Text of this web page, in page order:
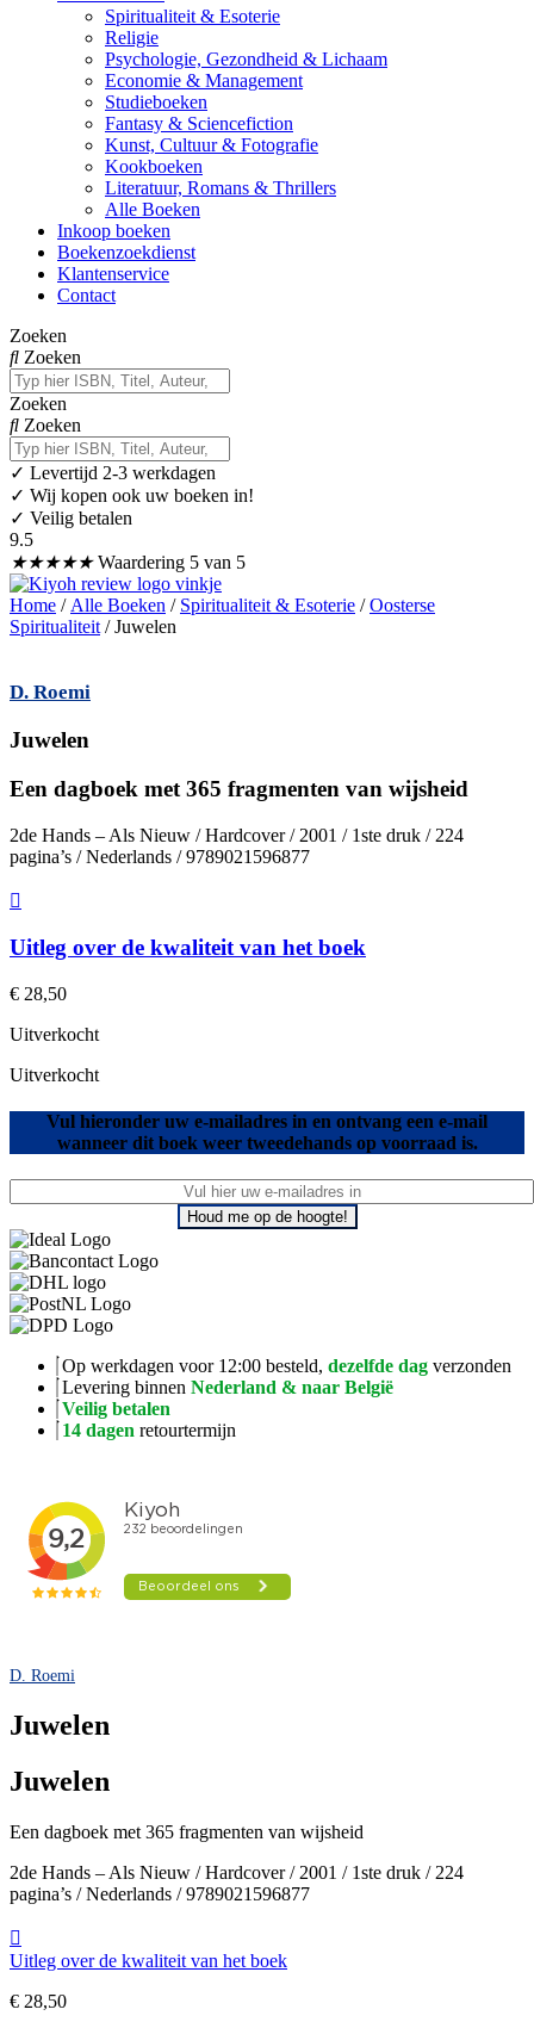
Spiritualiteit & Esoterie
Religie
Psychologie, Gezondheid & Lichaam
Economie & Management
Studieboeken
Fantasy & Sciencefiction
Kunst, Cultuur & Fotografie
Kookboeken
Literatuur, Romans & Thrillers
Alle Boeken
Inkoop boeken
Boekenzoekdienst
Klantenservice
Contact
Zoeken
Zoeken
Zoeken
Zoeken
✓ Levertijd 2-3 werkdagen
✓ Wij kopen ook uw boeken in!
✓ Veilig betalen
9.5
★★★★★ Waardering 5 van 5
Home / Alle Boeken / Spiritualiteit & Esoterie /Oosterse
Spiritualiteit / Juwelen
D. Roemi
Juwelen
Een dagboek met 365 fragmenten van wijsheid
2de Hands – Als Nieuw / Hardcover / 2001 / 1ste druk / 224
pagina’s / Nederlands / 9789021596877
Uitleg over de kwaliteit van het boek
€ 28,50
Uitverkocht
Uitverkocht
Vul hieronder uw e-mailadres in en ontvang een e-mail
wanneer dit boek weer tweedehands op voorraad is.
Houd me op de hoogte!
Op werkdagen voor 12:00 besteld, dezelfde dag verzonden
Levering binnen Nederland & naar België
Veilig betalen
14 dagen retourtermijn
D. Roemi
Juwelen
Juwelen
Een dagboek met 365 fragmenten van wijsheid
2de Hands – Als Nieuw / Hardcover / 2001 / 1ste druk / 224
pagina’s / Nederlands / 9789021596877
Uitleg over de kwaliteit van het boek
€ 28,50